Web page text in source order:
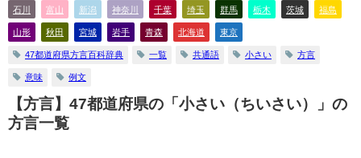
石川 富山 新潟 神奈川 千葉 埼玉 群馬 栃木 茨城 福島
山形 秋田 宮城 岩手 青森 北海道 東京
47都道府県方言百科辞典 一覧 共通語 小さい 方言
意味 例文
【方言】47都道府県の「小さい（ちいさい）」の
方言一覧